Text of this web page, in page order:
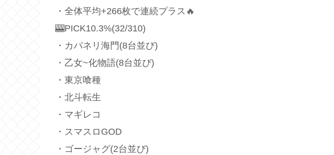
・全体平均+266枚で連続プラス🔥
🎰PICK10.3%(32/310)
・カバネリ海門(8台並び)
・乙女~化物語(8台並び)
・東京喰種
・北斗転生
・マギレコ
・スマスロGOD
・ゴージャグ(2台並び)